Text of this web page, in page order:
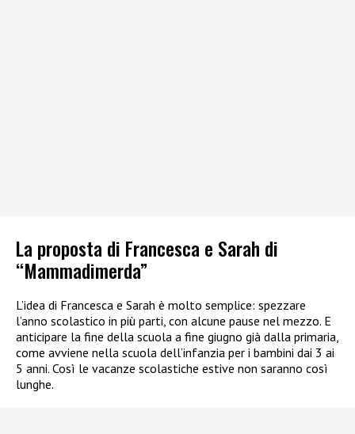
La proposta di Francesca e Sarah di
“Mammadimerda”
L’idea di Francesca e Sarah è molto semplice: spezzare
l’anno scolastico in più parti, con alcune pause nel mezzo. E
anticipare la fine della scuola a fine giugno già dalla primaria,
come avviene nella scuola dell’infanzia per i bambini dai 3 ai
5 anni. Così le vacanze scolastiche estive non saranno così
lunghe.